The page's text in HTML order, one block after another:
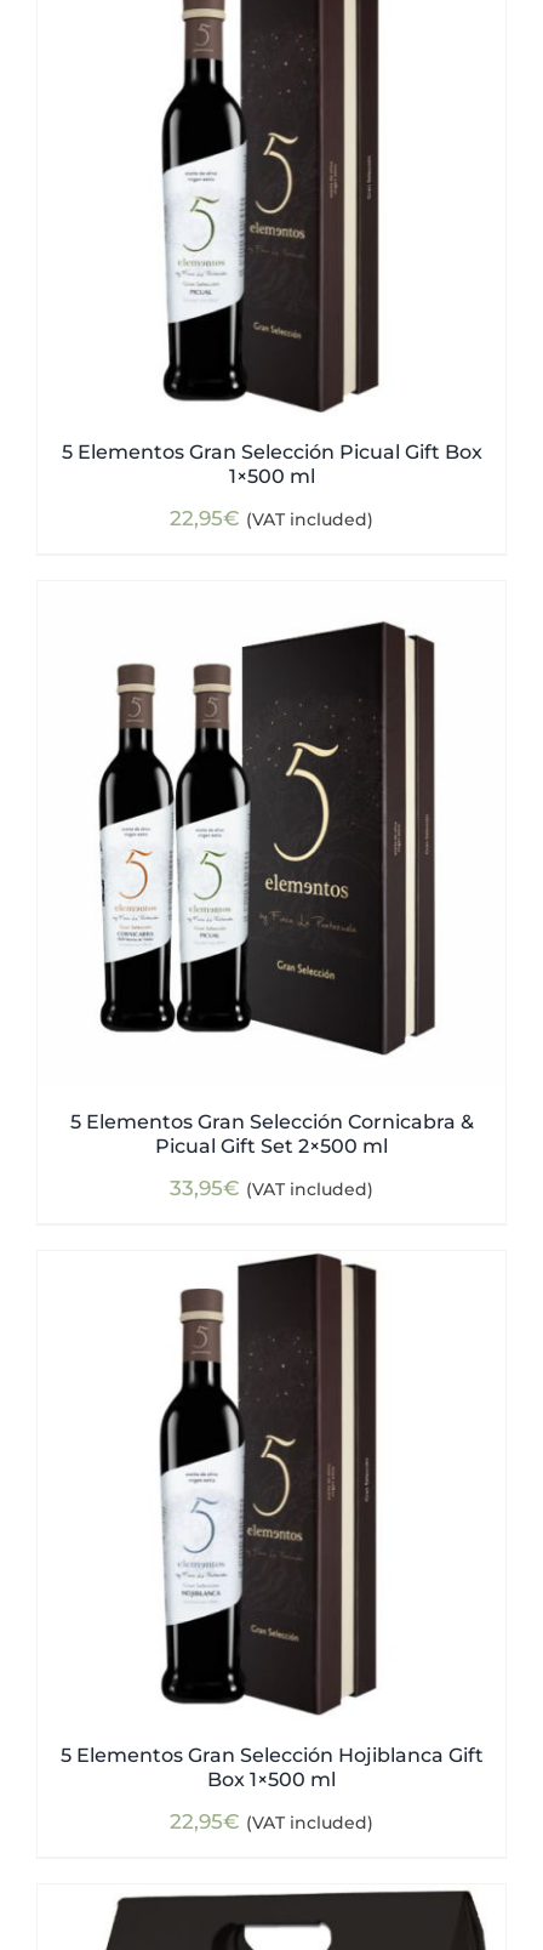
5 Elementos Gran Selección Picual Gift Box
1×500 ml
22,95€ (VAT included)
5 Elementos Gran Selección Cornicabra &
Picual Gift Set 2×500 ml
33,95€ (VAT included)
5 Elementos Gran Selección Hojiblanca Gift
Box 1×500 ml
22,95€ (VAT included)